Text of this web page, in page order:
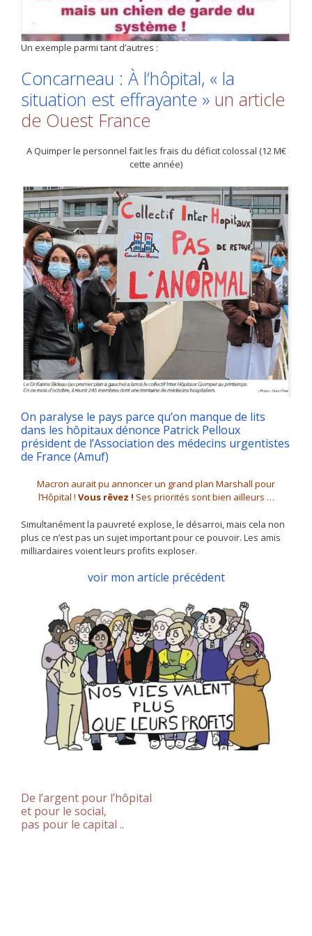
Un exemple parmi tant d’autres :
Concarneau : À l’hôpital, « la
situation est effrayante » un article
de Ouest France
A Quimper le personnel fait les frais du déficit colossal (12 M€
cette année)
On paralyse le pays parce qu’on manque de lits
dans les hôpitaux dénonce Patrick Pelloux
président de l’Association des médecins urgentistes
de France (Amuf)
Macron aurait pu annoncer un grand plan Marshall pour
l’Hôpital ! Vous rêvez ! Ses priorités sont bien ailleurs …
Simultanément la pauvreté explose, le désarroi, mais cela non
plus ce n’est pas un sujet important pour ce pouvoir. Les amis
milliardaires voient leurs profits exploser.
voir mon article précédent
De l’argent pour l’hôpital
et pour le social,
pas pour le capital ..